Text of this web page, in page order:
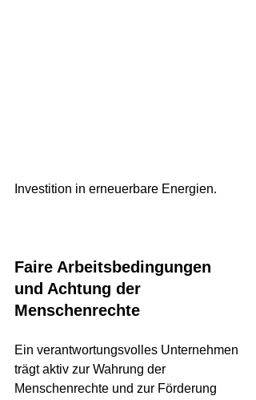
Investition in erneuerbare Energien.
Faire Arbeitsbedingungen
und Achtung der
Menschenrechte
Ein verantwortungsvolles Unternehmen
trägt aktiv zur Wahrung der
Menschenrechte und zur Förderung